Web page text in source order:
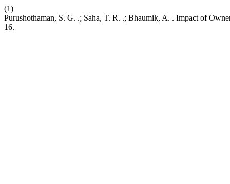
(1)
Purushothaman, S. G. .; Saha, T. R. .; Bhaumik, A. . Impact of
16.